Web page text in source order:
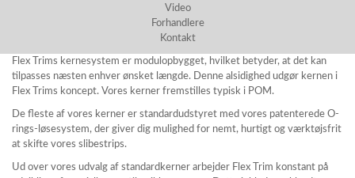
Video
Forhandlere
Kontakt
Flex Trims kernesystem er modulopbygget, hvilket betyder, at det kan
tilpasses næsten enhver ønsket længde. Denne alsidighed udgør kernen i
Flex Trims koncept. Vores kerner fremstilles typisk i POM.
De fleste af vores kerner er standardudstyret med vores patenterede O-
rings-løsesystem, der giver dig mulighed for nemt, hurtigt og værktøjsfrit
at skifte vores slibestrips.
Ud over vores udvalg af standardkerner arbejder Flex Trim konstant på